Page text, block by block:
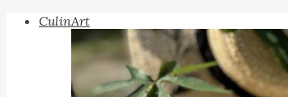
CulinArt